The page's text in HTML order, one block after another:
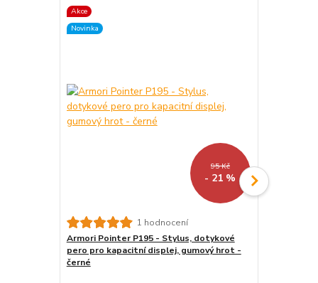
Akce
Novinka
95 Kč
- 21 %
1 hodnocení
Armori Pointer P195 - Stylus, dotykové
pero pro kapacitní displej, gumový hrot -
černé